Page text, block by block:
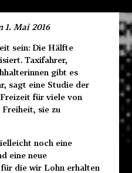
1. Mai 2016
sein: Die Hälfte
Taxifahrer,
gibt es
sagt eine Studie der
für viele von
sie zu
noch eine
eine neue
die wir Lohn erhalten